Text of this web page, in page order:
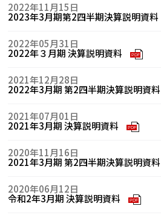
2022年11月15日
2023年3月期第2四半期決算説明資料
2022年05月31日
2022年３月期 決算説明資料 PDF
2021年12月28日
2022年3月期 第2四半期決算説明資料
2021年07月01日
2021年3月期 決算説明資料 PDF
2020年11月16日
2021年3月期 第2四半期決算説明資料
2020年06月12日
令和2年3月期 決算説明資料 PDF